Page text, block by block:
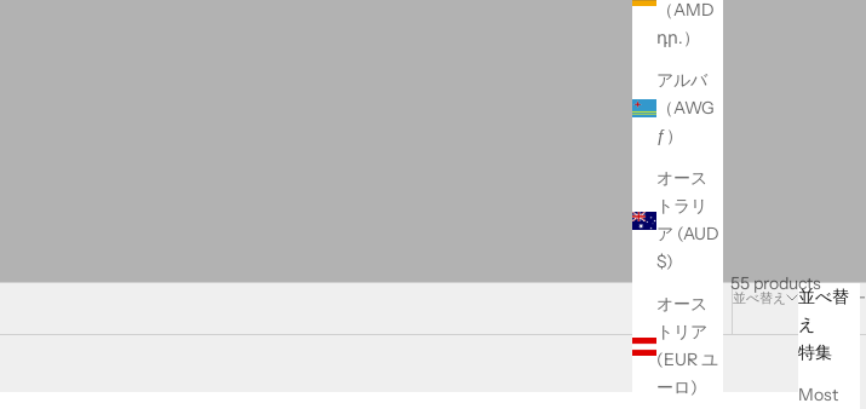
（AMD
դր.）
アルバ
（AWG
ƒ）
オース
トラリ
ア (AUD
$)
オース
トリア
(EUR ユ
ーロ)
フィルター
並べ替え
並べ替
え
特集
Most
55 products